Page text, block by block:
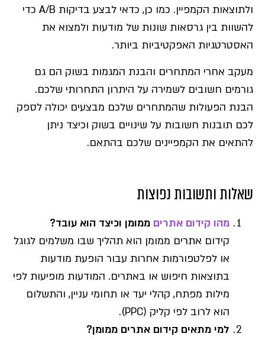
ולתוצאות הקמפיין. כמו כן, כדאי לבצע בדיקות A/B כדי
להשוות בין גרסאות שונות של מודעות ולמצוא את
האסטרטגיות האפקטיביות ביותר.
מעקב אחרי המתחרים והבנת המגמות בשוק הם גם
גורמים חשובים לשמירה על היתרון התחרותי שלכם.
הבנת הפעולות שהמתחרים שלכם מבצעים יכולה לספק
לכם תובנות חשובות על שינויים בשוק וכיצד ניתן
להתאים את הקמפיינים שלכם בהתאם.
שאלות ותשובות נפוצות
מהו קידום אתרים ממומן וכיצד הוא עובד?
קידום אתרים ממומן הוא תהליך שבו משלמים לגוגל
או לפלטפורמות אחרות עבור הופעת מודעות
בתוצאות חיפוש או באתרים. המודעות מופיעות לפי
מילות מפתח, קהלי יעד או תחומי עניין, והתשלום
הוא לרוב לפי קליק (PPC).
למי מתאים קידום אתרים ממומן?